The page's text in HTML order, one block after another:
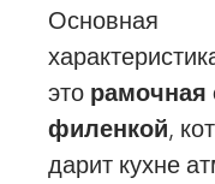
Основная
это рамочная
филенкой,
дарит кухне